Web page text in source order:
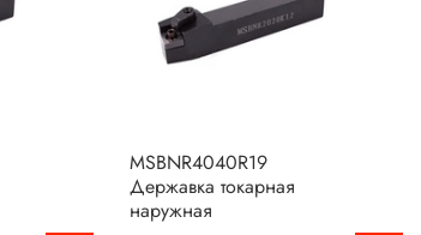
MSBNR4040R19
Державка токарная
наружная